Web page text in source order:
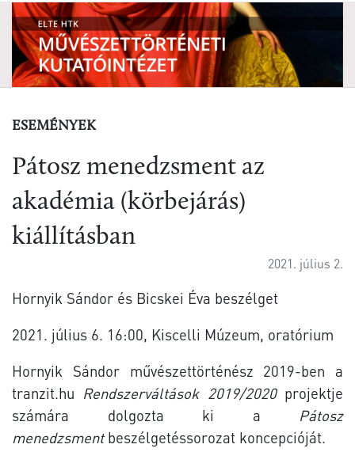
ESEMÉNYEK
Pátosz menedzsment az
akadémia (körbejárás)
kiállításban
2021. július 2.
Hornyik Sándor és Bicskei Éva beszélget
2021. július 6. 16:00, Kiscelli Múzeum, oratórium
Hornyik Sándor művészettörténész 2019-ben a
tranzit.hu Rendszerváltások 2019/2020projektje
számára dolgozta ki a Pátosz
menedzsmentbeszélgetéssorozat koncepcióját.